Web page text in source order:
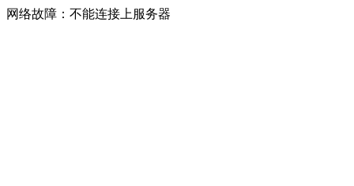
网络故障：不能连接上服务器